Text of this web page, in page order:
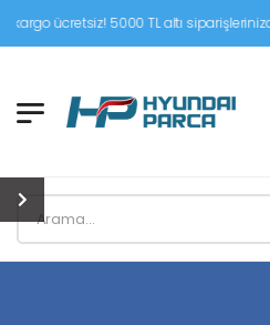
5000 TL altı siparişlerinizde